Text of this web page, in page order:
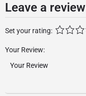
Leave a review
Set your rating:
Your Review: